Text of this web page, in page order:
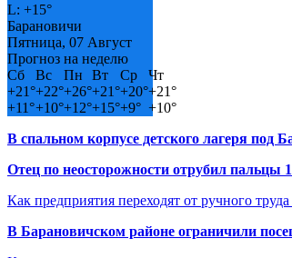
L: +15°
Барановичи
Пятница, 07 Август
Прогноз на неделю
Сб
Вс Пн Вт Ср
Чт
+21°+22°+26°+21°+20°+21°
+11°+10°+12°+15°+9° +10°
В спальном корпусе детского лагеря под
Отец по неосторожности отрубил пальцы
Как предприятия переходят от ручного
В Барановичском районе ограничили